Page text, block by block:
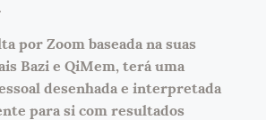
por Zoom baseada na suas
Bazi e QiMem, terá uma
desenhada e interpretada
para si com resultados